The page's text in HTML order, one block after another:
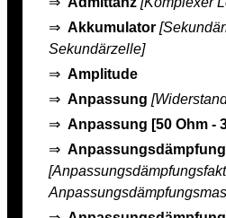
⇒ Akkumulator
Sekundärzelle]
⇒ Amplitude
⇒ Anpassung
⇒ Anpassung [50 Ohm -
⇒ Anpassungsdämpfung